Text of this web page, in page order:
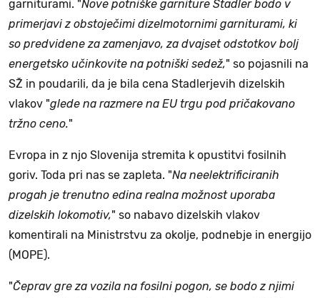
garniturami. "Nove potniške garniture Stadler bodo v
primerjavi z obstoječimi dizelmotornimi garniturami, ki
so predvidene za zamenjavo, za dvajset odstotkov bolj
energetsko učinkovite na potniški sedež," so pojasnili na
SŽ in poudarili, da je bila cena Stadlerjevih dizelskih
vlakov "glede na razmere na EU trgu pod pričakovano
tržno ceno."
Evropa in z njo Slovenija stremita k opustitvi fosilnih
goriv. Toda pri nas se zapleta. "Na neelektrificiranih
progah je trenutno edina realna možnost uporaba
dizelskih lokomotiv," so nabavo dizelskih vlakov
komentirali na Ministrstvu za okolje, podnebje in energijo
(MOPE).
"Čeprav gre za vozila na fosilni pogon, se bodo z njimi